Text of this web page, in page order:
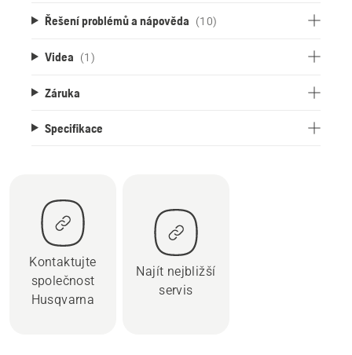
Řešení problémů a nápověda (10)
Videa (1)
Záruka
Specifikace
Kontaktujte
společnost
Husqvarna
Najít nejbližší
servis